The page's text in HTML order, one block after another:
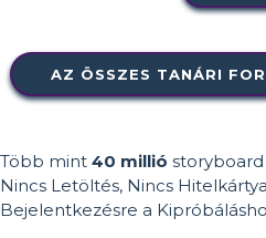
AZ ÖSSZES TANÁRI
Több mint 40 millió
Nincs Letöltés, Nincs
Bejelentkezésre a